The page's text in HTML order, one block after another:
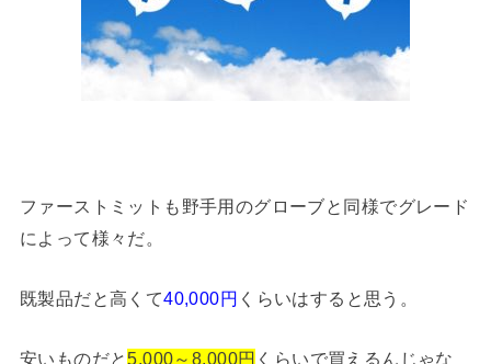
ファーストミットも野手用のグローブと同様でグレード
によって様々だ。
既製品だと高くて40,000円 くらいはすると思う。
安いものだと5,000～8,000円 くらいで買えるんじゃな